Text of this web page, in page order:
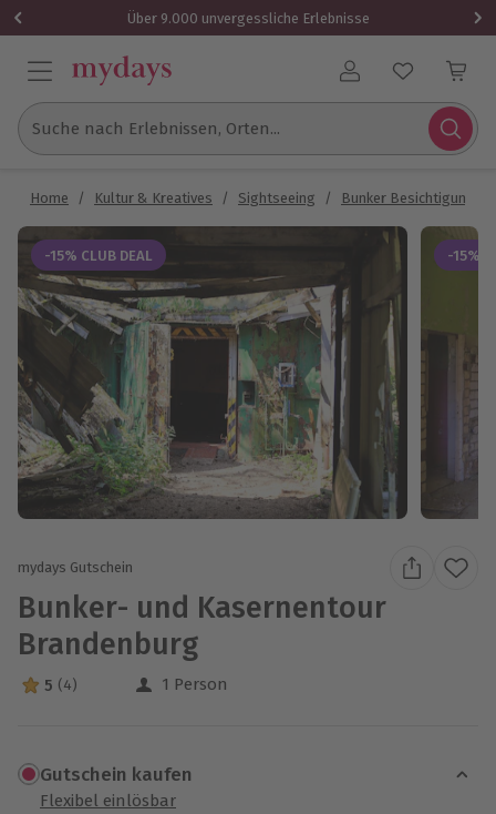
Über 9.000 unvergessliche Erlebnisse
Benutzerkonto
Suche nach Erlebnissen, Orten...
Home / Kultur & Kreatives / Sightseeing / Bunker Besichtigungen
-15% CLUB DEAL -15%
mydays Gutschein
Bunker- und Kasernentour
Brandenburg
5 Sterne von 5 aus 4 Bewertungen
5 (4) 1 Person
Gutschein kaufen
Flexibel einlösbar